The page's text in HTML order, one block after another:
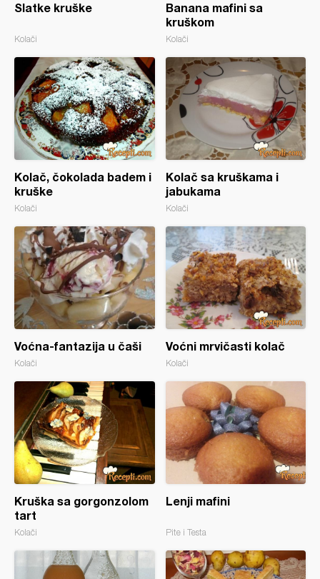
Slatke kruške
Kolači
Banana mafini sa
kruškom
Kolači
Kolač, čokolada badem i
kruške
Kolači
Kolač sa kruškama i
jabukama
Kolači
Voćna-fantazija u čaši
Kolači
Voćni mrvičasti kolač
Kolači
Kruška sa gorgonzolom
tart
Kolači
Lenji mafini
Pite i Testa